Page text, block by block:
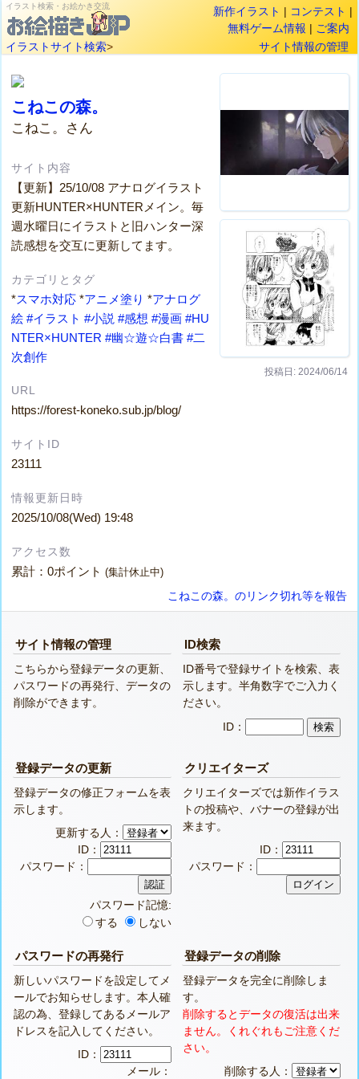
イラスト検索・お絵かき交流 新作イラスト | コンテスト |
無料ゲーム情報 | ご案内
イラストサイト検索> サイト情報の管理
投稿日: 2024/06/14
こねこの森。
こねこ。さん
サイト内容
【更新】25/10/08 アナログイラスト
更新HUNTER×HUNTERメイン。毎
週水曜日にイラストと旧ハンター深
読感想を交互に更新してます。
カテゴリとタグ
*スマホ対応 *アニメ塗り *アナログ
絵 #イラスト #小説 #感想 #漫画 #HU
NTER×HUNTER #幽☆遊☆白書 #二
次創作
URL
https://forest-koneko.sub.jp/blog/
サイトID
23111
情報更新日時
2025/10/08(Wed) 19:48
アクセス数
累計：0ポイント(集計休止中)
こねこの森。のリンク切れ等を報告
サイト情報の管理
こちらから登録データの更新、
パスワードの再発行、データの
削除ができます。
ID検索
ID番号で登録サイトを検索、表
示します。半角数字でご入力く
ださい。
ID：
登録データの更新
登録データの修正フォームを表
示します。
更新する人：
ID：
パスワード：
パスワード記憶:
する
しない
クリエイターズ
クリエイターズでは新作イラス
トの投稿や、バナーの登録が出
来ます。
ID：
パスワード：
パスワードの再発行
新しいパスワードを設定してメ
ールでお知らせします。本人確
認の為、登録してあるメールア
ドレスを記入してください。
ID：
メール：
登録データの削除
登録データを完全に削除しま
す。
削除するとデータの復活は出来
ません。くれぐれもご注意くだ
さい。
削除する人：